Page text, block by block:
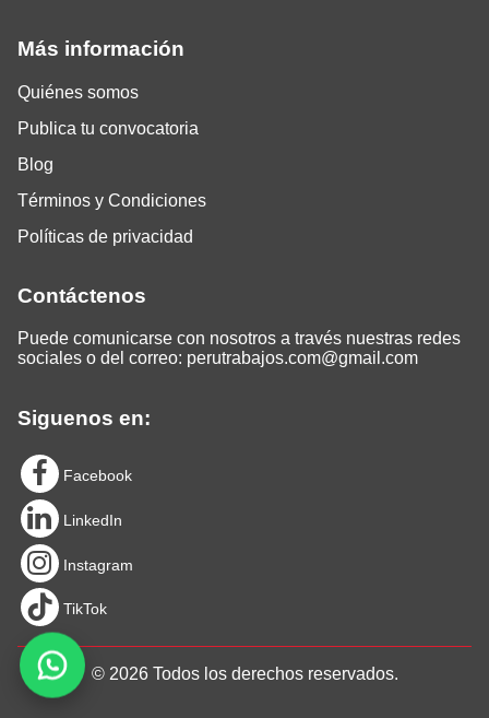
Más información
Quiénes somos
Publica tu convocatoria
Blog
Términos y Condiciones
Políticas de privacidad
Contáctenos
Puede comunicarse con nosotros a través nuestras redes
sociales o del correo: perutrabajos.com@gmail.com
Siguenos en:
Facebook
LinkedIn
Instagram
TikTok
© 2026 Todos los derechos reservados.